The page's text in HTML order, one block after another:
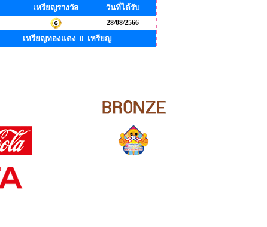
เหรียญรางวัล วันที่ได้รับ
28/08/2566
เหรียญทองแดง 0 เหรียญ